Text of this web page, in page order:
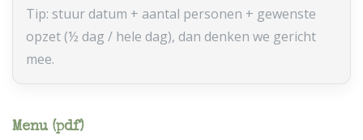
Tip: stuur datum + aantal personen + gewenste
opzet (½ dag / hele dag), dan denken we gericht
mee.
Menu (pdf)